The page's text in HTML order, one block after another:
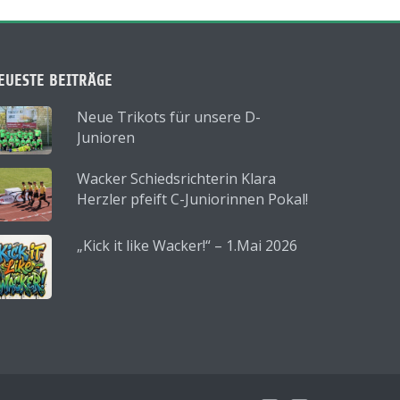
BEITRÄGE
Neue Trikots für unsere D-
Junioren
Wacker Schiedsrichterin Klara
Herzler pfeift C-Juniorinnen Pokal!
„Kick it like Wacker!“ – 1.Mai 2026